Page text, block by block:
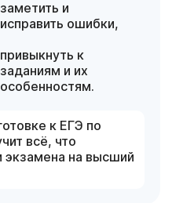
заметить и
исправить ошибки,
привыкнуть к
заданиям и их
особенностям.
к ЕГЭ по
всё, что
экзамена на высший